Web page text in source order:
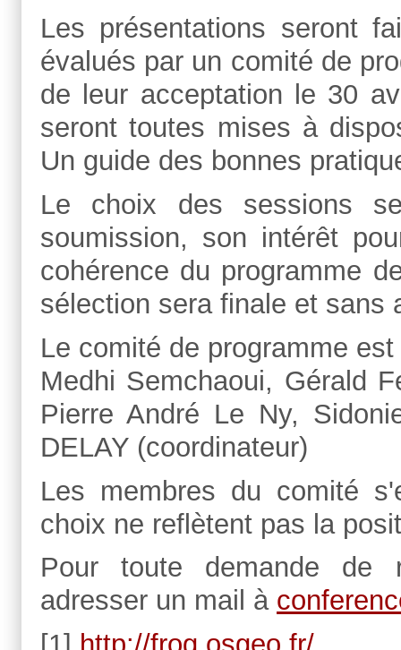
Les présentations seront
évalués par un comité de
de leur acceptation le 30
seront toutes mises à
Un guide des bonnes
Le choix des sessions
soumission, son intérêt
cohérence du programme
sélection sera finale et sans
Le comité de programme
Medhi Semchaoui, Gérald
Pierre André Le Ny,
DELAY (coordinateur)
Les membres du comité
choix ne reflètent pas la
Pour toute demande de
adresser un mail à